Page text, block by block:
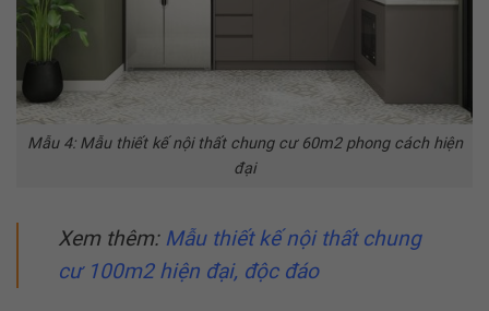
Mẫu 4: Mẫu thiết kế nội thất chung cư 60m2 phong cách hiện
đại
Xem thêm: Mẫu thiết kế nội thất chung
cư 100m2hiện đại, độc đáo